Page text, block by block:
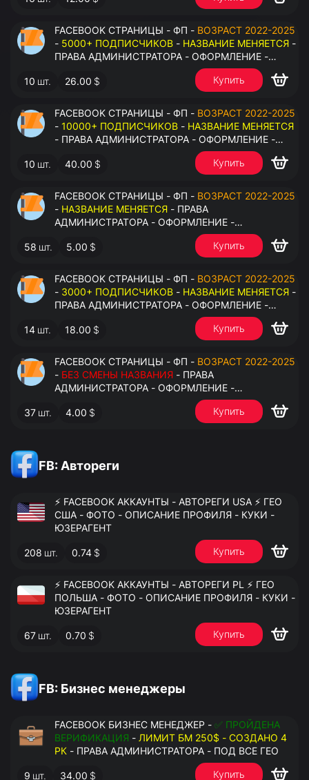
FACEBOOK СТРАНИЦЫ - ФП - ВОЗРАСТ 2022-2025
- 5000+ ПОДПИСЧИКОВ - НАЗВАНИЕ МЕНЯЕТСЯ -
ПРАВА АДМИНИСТРАТОРА - ОФОРМЛЕНИЕ -
ЗАПОЛНЕННАЯ ИНФОРМАЦИЯ - ПОД ВСЕ ГЕО
10 шт. 26.00 $ Купить
FACEBOOK СТРАНИЦЫ - ФП - ВОЗРАСТ 2022-2025
- 10000+ ПОДПИСЧИКОВ - НАЗВАНИЕ МЕНЯЕТСЯ
- ПРАВА АДМИНИСТРАТОРА - ОФОРМЛЕНИЕ -
ЗАПОЛНЕННАЯ ИНФОРМАЦИЯ - ПОД ВСЕ ГЕО
10 шт. 40.00 $ Купить
FACEBOOK СТРАНИЦЫ - ФП - ВОЗРАСТ 2022-2025
- НАЗВАНИЕ МЕНЯЕТСЯ - ПРАВА
АДМИНИСТРАТОРА - ОФОРМЛЕНИЕ -
ЗАПОЛНЕННАЯ ИНФОРМАЦИЯ - ПОД ВСЕ ГЕО
58 шт. 5.00 $ Купить
FACEBOOK СТРАНИЦЫ - ФП - ВОЗРАСТ 2022-2025
- 3000+ ПОДПИСЧИКОВ - НАЗВАНИЕ МЕНЯЕТСЯ -
ПРАВА АДМИНИСТРАТОРА - ОФОРМЛЕНИЕ -
ЗАПОЛНЕННАЯ ИНФОРМАЦИЯ - ПОД ВСЕ ГЕО
14 шт. 18.00 $ Купить
FACEBOOK СТРАНИЦЫ - ФП - ВОЗРАСТ 2022-2025
- БЕЗ СМЕНЫ НАЗВАНИЯ - ПРАВА
АДМИНИСТРАТОРА - ОФОРМЛЕНИЕ -
ЗАПОЛНЕННАЯ ИНФОРМАЦИЯ - ПОД ВСЕ ГЕО
37 шт. 4.00 $ Купить
FB: Автореги
⚡️ FACEBOOK АККАУНТЫ - АВТОРЕГИ USA ⚡️ ГЕО
США - ФОТО - ОПИСАНИЕ ПРОФИЛЯ - КУКИ -
ЮЗЕРАГЕНТ
208 шт. 0.74 $ Купить
⚡️ FACEBOOK АККАУНТЫ - АВТОРЕГИ PL ⚡️ ГЕО
ПОЛЬША - ФОТО - ОПИСАНИЕ ПРОФИЛЯ - КУКИ -
ЮЗЕРАГЕНТ
67 шт. 0.70 $ Купить
FB: Бизнес менеджеры
FACEBOOK БИЗНЕС МЕНЕДЖЕР - ✅ ПРОЙДЕНА
ВЕРИФИКАЦИЯ - ЛИМИТ БМ 250$ - СОЗДАНО 4
РК - ПРАВА АДМИНИСТРАТОРА - ПОД ВСЕ ГЕО
9 шт. 34.00 $ Купить